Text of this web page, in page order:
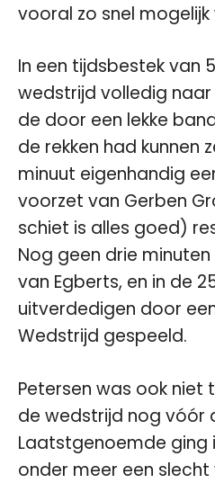
vooral zo snel
In een tijdsbestek van
wedstrijd volledig
de door een lekke
de rekken had kunnen
minuut eigenhandig
voorzet van Gerben
schiet is alles goed)
Nog geen drie
van Egberts, en in de
uitverdedigen door
Wedstrijd gespeeld.
Petersen was ook
de wedstrijd nog vóór
Laatstgenoemde ging
onder meer een